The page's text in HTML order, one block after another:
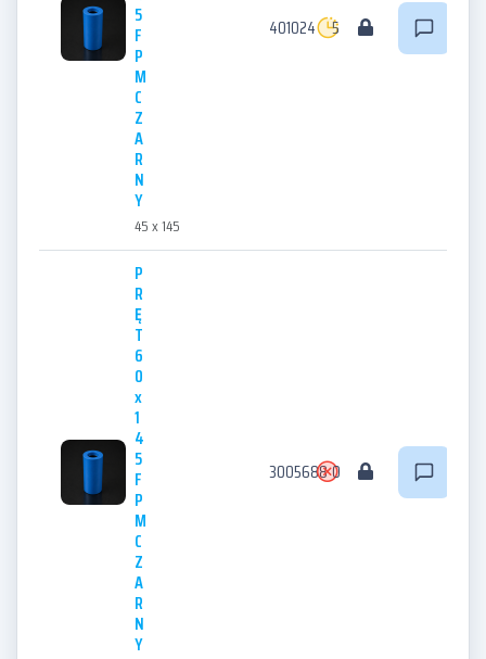
5
F
P
M
C
Z
A
R
N
Y
45 x 145
401024 5
P
R
Ę
T
6
0
x
1
4
5
F
P
M
C
Z
A
R
N
Y
30056880